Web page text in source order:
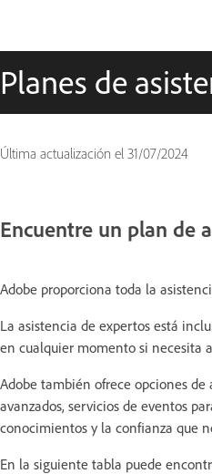
Planes de
Última actualización el 31/07/2024
Encuentre un plan de
Adobe proporciona toda la
La asistencia de expertos está
en cualquier momento si necesita
Adobe también ofrece opciones
avanzados, servicios de eventos
conocimientos y la confianza que
En la siguiente tabla puede